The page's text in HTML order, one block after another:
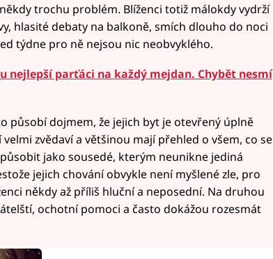
trochu problém. Blíženci totiž málokdy vydrží
hlasité debaty na balkoně, smích dlouho do noci
týdne pro ně nejsou nic neobvyklého.
nejlepší parťáci na každý mejdan. Chybět nesmí
působí dojmem, že jejich byt je otevřený úplně
zvědaví a většinou mají přehled o všem, co se
jako sousedé, kterým neunikne jediná
jejich chování obvykle není myšlené zle, pro
někdy až příliš hluční a neposední. Na druhou
ochotní pomoci a často dokážou rozesmát